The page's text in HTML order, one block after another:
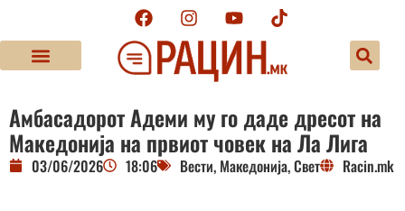
Амбасадорот Адеми му го даде дресот на
Македонија на првиот човек на Ла Лига
03/06/2026 18:06 Вести, Македонија,Свет Racin.mk